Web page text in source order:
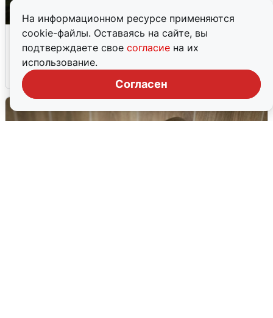
На информационном ресурсе применяются
cookie-файлы. Оставаясь на сайте, вы
подтверждаете свое согласие на их
использование.
Согласен
Ночью в Самарской области завыли
сирены
8 августа 0